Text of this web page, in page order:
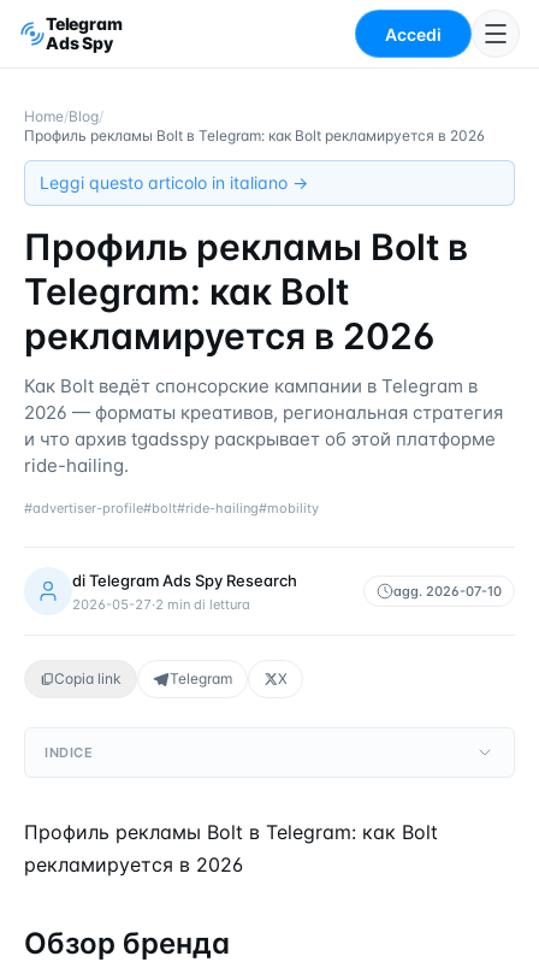
Telegram
Ads Spy
Accedi
Home/Blog/
Профиль рекламы Bolt в Telegram: как Bolt рекламируется в 2026
Leggi questo articolo in italiano →
Профиль рекламы Bolt в
Telegram: как Bolt
рекламируется в 2026
Как Bolt ведёт спонсорские кампании в Telegram в
2026 — форматы креативов, региональная стратегия
и что архив tgadsspy раскрывает об этой платформе
ride-hailing.
#advertiser-profile#bolt#ride-hailing#mobility
diTelegram Ads Spy Research
2026-05-27·2 min di lettura
agg. 2026-07-10
Copia link Telegram X
INDICE
Профиль рекламы Bolt в Telegram: как Bolt
рекламируется в 2026
Обзор бренда